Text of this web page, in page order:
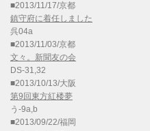
■2013/11/17/京都
鎮守府に着任しました
呉04a
■2013/11/03/京都
文々。新聞友の会
DS-31,32
■2013/10/13/大阪
第9回東方紅楼夢
う-9a,b
■2013/09/22/福岡